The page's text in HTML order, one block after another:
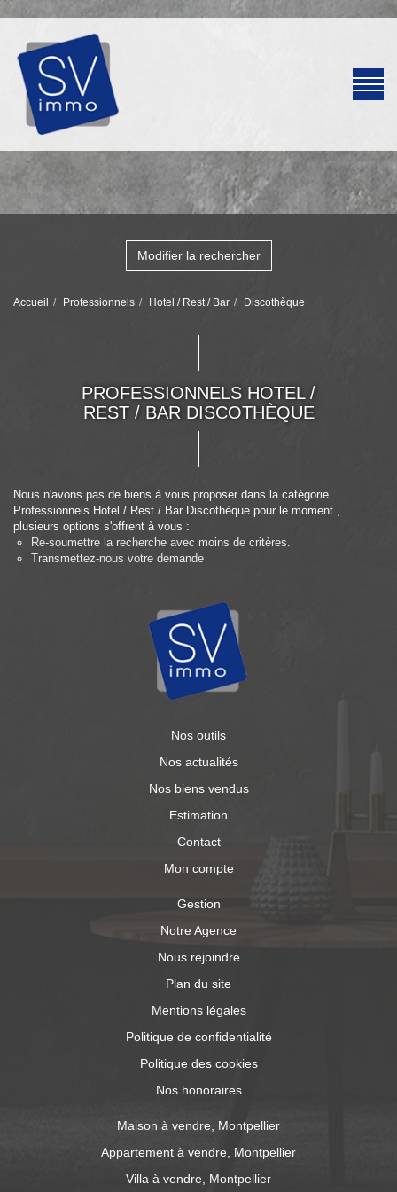
Modifier la rechercher
Accueil Professionnels Hotel / Rest / Bar Discothèque
PROFESSIONNELS HOTEL /
REST / BAR DISCOTHÈQUE
Nous n'avons pas de biens à vous proposer dans la catégorie
Professionnels Hotel / Rest / Bar Discothèque pour le moment ,
plusieurs options s'offrent à vous :
Re-soumettre la recherche avec moins de critères.
Transmettez-nous votre demande
Nos outils
Nos actualités
Nos biens vendus
Estimation
Contact
Mon compte
Gestion
Notre Agence
Nous rejoindre
Plan du site
Mentions légales
Politique de confidentialité
Politique des cookies
Nos honoraires
Maison à vendre, Montpellier
Appartement à vendre, Montpellier
Villa à vendre, Montpellier